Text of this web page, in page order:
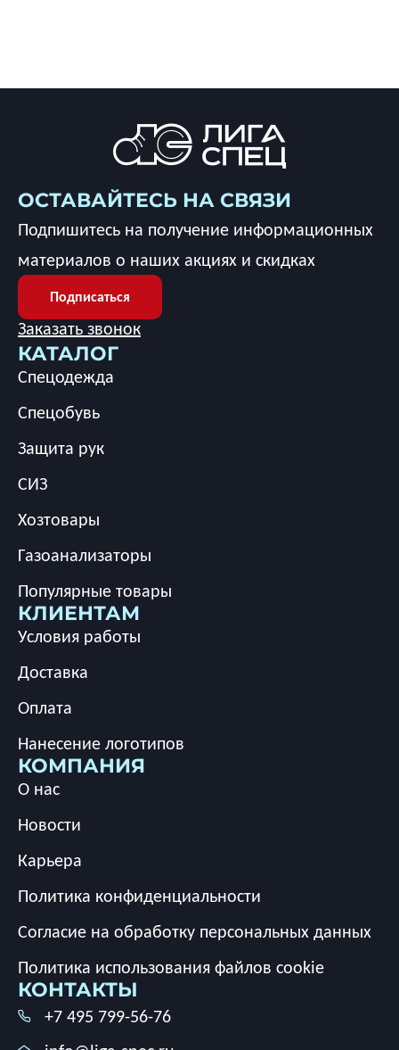
КАТАЛОГ
Спецодежда
Спецобувь
Защита рук
СИЗ
Хозтовары
Газоанализаторы
Популярные товары
КЛИЕНТАМ
Условия работы
Доставка
Оплата
Нанесение логотипов
КОМПАНИЯ
О нас
Новости
Карьера
Политика конфиденциальности
Согласие на обработку персональных данных
Политика использования файлов cookie
КОНТАКТЫ
+7 495 799-56-76
ОСТАВАЙТЕСЬ НА СВЯЗИ
Подпишитесь на получение информационных
материалов о наших акциях и скидках
Подписаться
Заказать звонок